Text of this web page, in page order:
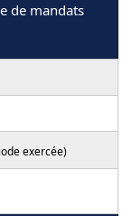
de mandats
exercée)